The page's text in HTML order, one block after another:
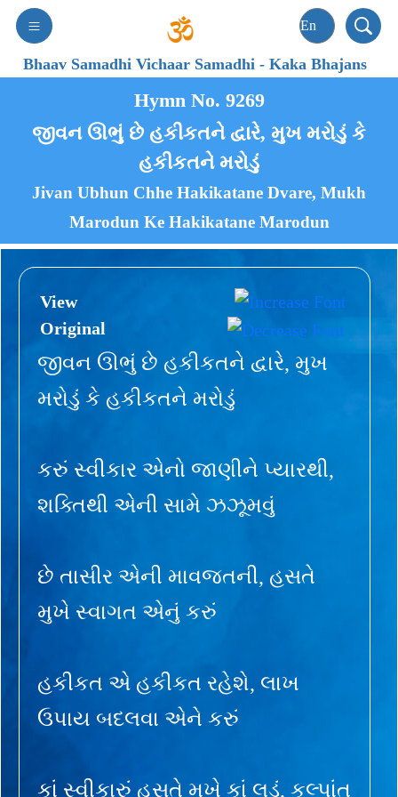
Bhaav Samadhi Vichaar Samadhi-Kaka Bhajans
Hymn No. 9269
જીવન ઊભું છે હકીકતને દ્વારે, મુખ મરોડું કે
હકીકતને મરોડું
Jivan Ubhun Chhe Hakikatane Dvare, Mukh
Marodun Ke Hakikatane Marodun
View
Original
જીવન ઊભું છે હકીકતને દ્વારે, મુખ
મરોડું કે હકીકતને મરોડું
કરું સ્વીકાર એનો જાણીને પ્યારથી,
શક્તિથી એની સામે ઝઝૂમવું
છે તાસીર એની માવજતની, હસતે
મુખે સ્વાગત એનું કરું
હકીકત એ હકીકત રહેશે, લાખ
ઉપાય બદલવા એને કરું
કાં સ્વીકારું હસતે મુખે કાં લડું, કલ્પાંત